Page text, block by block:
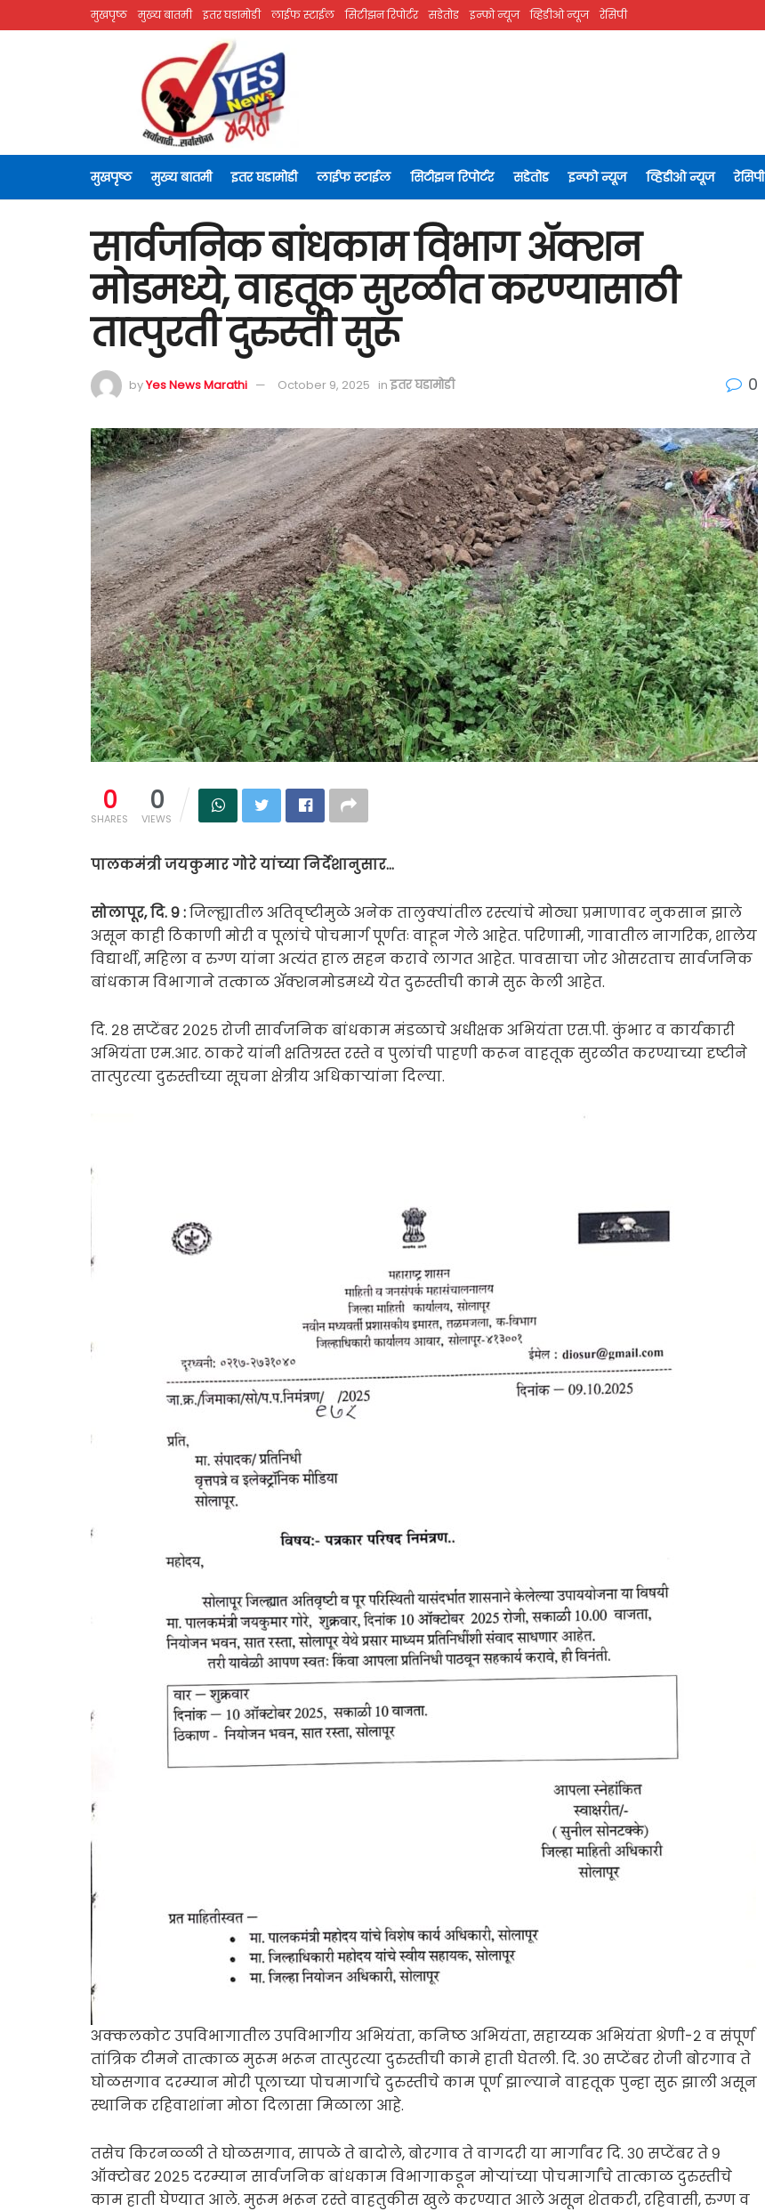
मुखपृष्ठ मुख्य बातमी इतर घडामोडी लाईफ स्टाईल सिटीझन रिपोर्टर सडेतोड इन्फो न्यूज व्हिडीओ न्यूज रेसिपी
मुखपृष्ठ मुख्य बातमी इतर घडामोडी लाईफ स्टाईल सिटीझन रिपोर्टर सडेतोड इन्फो न्यूज व्हिडीओ न्यूज रेसिपी
सार्वजनिक बांधकाम विभाग ॲक्शन
मोडमध्ये, वाहतूक सुरळीत करण्यासाठी
तात्पुरती दुरुस्ती सुरू
byYes News Marathi October 9, 2025 in इतर घडामोडी 0
0
SHARES
0
VIEWS
पालकमंत्री जयकुमार गोरे यांच्या निर्देशानुसार…
सोलापूर, दि. ९ :जिल्ह्यातील अतिवृष्टीमुळे अनेक तालुक्यांतील रस्त्यांचे मोठ्या प्रमाणावर नुकसान झाले
असून काही ठिकाणी मोरी व पूलांचे पोचमार्ग पूर्णतः वाहून गेले आहेत. परिणामी, गावातील नागरिक, शालेय
विद्यार्थी, महिला व रुग्ण यांना अत्यंत हाल सहन करावे लागत आहेत. पावसाचा जोर ओसरताच सार्वजनिक
बांधकाम विभागाने तत्काळ ॲक्शनमोडमध्ये येत दुरुस्तीची कामे सुरू केली आहेत.
दि. २८ सप्टेंबर २०२५ रोजी सार्वजनिक बांधकाम मंडळाचे अधीक्षक अभियंता एस.पी. कुंभार व कार्यकारी
अभियंता एम.आर. ठाकरे यांनी क्षतिग्रस्त रस्ते व पुलांची पाहणी करून वाहतूक सुरळीत करण्याच्या दृष्टीने
तात्पुरत्या दुरुस्तीच्या सूचना क्षेत्रीय अधिकाऱ्यांना दिल्या.
अक्कलकोट उपविभागातील उपविभागीय अभियंता, कनिष्ठ अभियंता, सहाय्यक अभियंता श्रेणी-२ व संपूर्ण
तांत्रिक टीमने तात्काळ मुरूम भरून तात्पुरत्या दुरुस्तीची कामे हाती घेतली. दि. ३० सप्टेंबर रोजी बोरगाव ते
घोळसगाव दरम्यान मोरी पूलाच्या पोचमार्गाचे दुरुस्तीचे काम पूर्ण झाल्याने वाहतूक पुन्हा सुरू झाली असून
स्थानिक रहिवाशांना मोठा दिलासा मिळाला आहे.
तसेच किरनळ्ळी ते घोळसगाव, सापळे ते बादोले, बोरगाव ते वागदरी या मार्गांवर दि. ३० सप्टेंबर ते ९
ऑक्टोबर २०२५ दरम्यान सार्वजनिक बांधकाम विभागाकडून मोऱ्यांच्या पोचमार्गांचे तात्काळ दुरुस्तीचे
काम हाती घेण्यात आले. मुरूम भरून रस्ते वाहतुकीस खुले करण्यात आले असून शेतकरी, रहिवासी, रुग्ण व